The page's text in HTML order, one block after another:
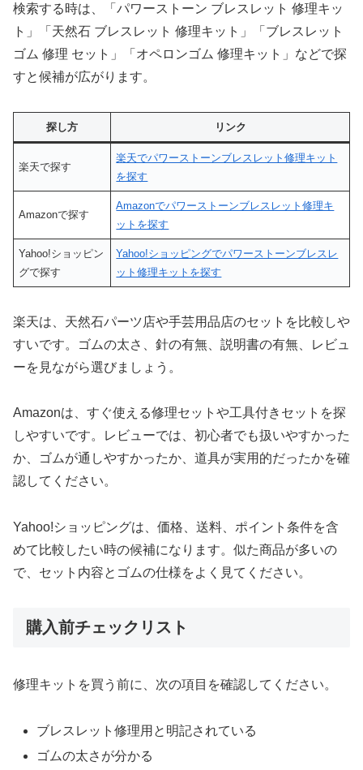
検索する時は、「パワーストーン ブレスレット 修理キッ
ト」「天然石 ブレスレット 修理キット」「ブレスレット
ゴム 修理 セット」「オペロンゴム 修理キット」などで探
すと候補が広がります。
探し方 リンク
楽天で探す
楽天でパワーストーンブレスレット修理キット
を探す
Amazonで探す
Amazonでパワーストーンブレスレット修理キ
ットを探す
Yahoo!ショッピン
グで探す
Yahoo!ショッピングでパワーストーンブレスレ
ット修理キットを探す
楽天は、天然石パーツ店や手芸用品店のセットを比較しや
すいです。ゴムの太さ、針の有無、説明書の有無、レビュ
ーを見ながら選びましょう。
Amazonは、すぐ使える修理セットや工具付きセットを探
しやすいです。レビューでは、初心者でも扱いやすかった
か、ゴムが通しやすかったか、道具が実用的だったかを確
認してください。
Yahoo!ショッピングは、価格、送料、ポイント条件を含
めて比較したい時の候補になります。似た商品が多いの
で、セット内容とゴムの仕様をよく見てください。
購入前チェックリスト
修理キットを買う前に、次の項目を確認してください。
ブレスレット修理用と明記されている
ゴムの太さが分かる